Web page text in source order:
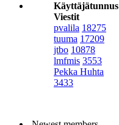
Käyttäjätunnus
Viestit
pvalila 18275
tuuma 17209
jtbo 10878
lmfmis 3553
Pekka Huhta
3433